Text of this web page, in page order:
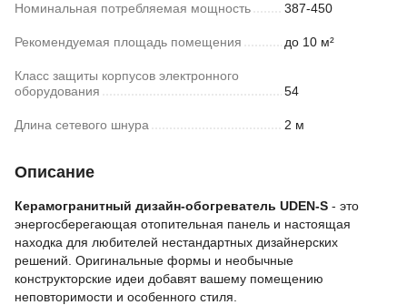
Номинальная потребляемая мощность 387-450
Рекомендуемая площадь помещения до 10 м²
Класс защиты корпусов электронного
оборудования
54
Длина сетевого шнура 2 м
Описание
Керамогранитный дизайн-обогреватель UDEN-S - это
энергосберегающая отопительная панель и настоящая
находка для любителей нестандартных дизайнерских
решений. Оригинальные формы и необычные
конструкторские идеи добавят вашему помещению
неповторимости и особенного стиля.